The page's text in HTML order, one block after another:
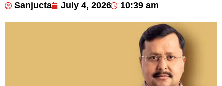
Sanjucta July 4, 2026 10:39 am